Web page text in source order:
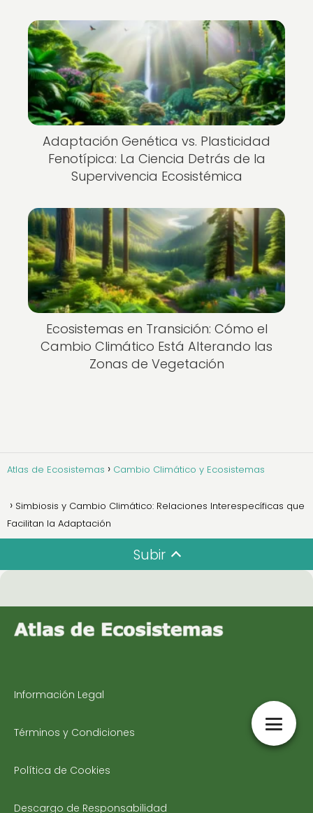
Adaptación Genética vs. Plasticidad
Fenotípica: La Ciencia Detrás de la
Supervivencia Ecosistémica
Ecosistemas en Transición: Cómo el
Cambio Climático Está Alterando las
Zonas de Vegetación
Atlas de Ecosistemas Cambio Climático y Ecosistemas
Simbiosis y Cambio Climático: Relaciones Interespecíficas que
Facilitan la Adaptación
Subir
Información Legal
Términos y Condiciones
Política de Cookies
Descargo de Responsabilidad